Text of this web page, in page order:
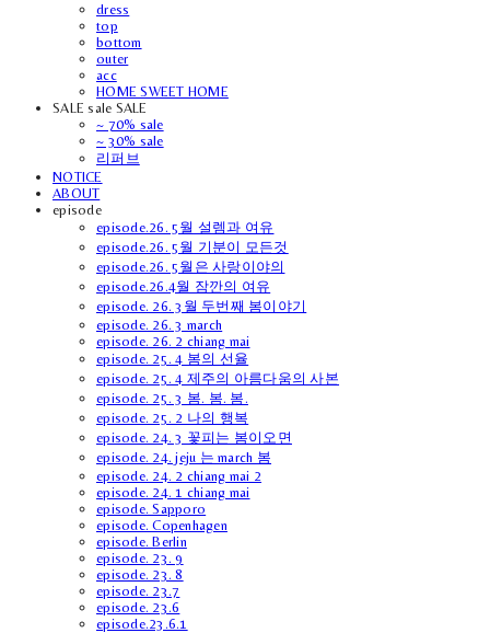
dress
top
bottom
outer
acc
HOME SWEET HOME
SALE sale SALE
~ 70% sale
~ 30% sale
리퍼브
NOTICE
ABOUT
episode
episode.26. 5월 설렘과 여유
episode.26. 5월 기분이 모든것
episode.26. 5월은 사랑이야의
episode.26.4월 잠깐의 여유
episode. 26. 3월 두번째 봄이야기
episode. 26. 3 march
episode. 26. 2 chiang mai
episode. 25. 4 봄의 선율
episode. 25. 4 제주의 아름다움의 사본
episode. 25. 3 봄. 봄. 봄.
episode. 25. 2 나의 행복
episode. 24. 3 꽃피는 봄이오면
episode. 24. jeju 는 march 봄
episode. 24. 2 chiang mai 2
episode. 24. 1 chiang mai
episode. Sapporo
episode. Copenhagen
episode. Berlin
episode. 23. 9
episode. 23. 8
episode. 23.7
episode. 23.6
episode.23.6.1